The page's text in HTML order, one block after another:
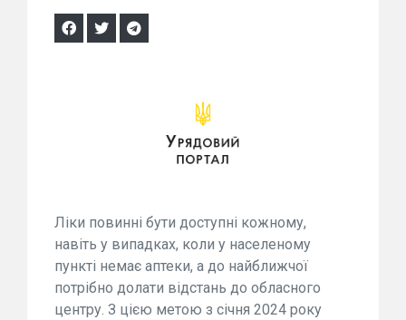
Ліки повинні бути доступні кожному,
навіть у випадках, коли у населеному
пункті немає аптеки, а до найближчої
потрібно долати відстань до обласного
центру. З цією метою з січня 2024 року